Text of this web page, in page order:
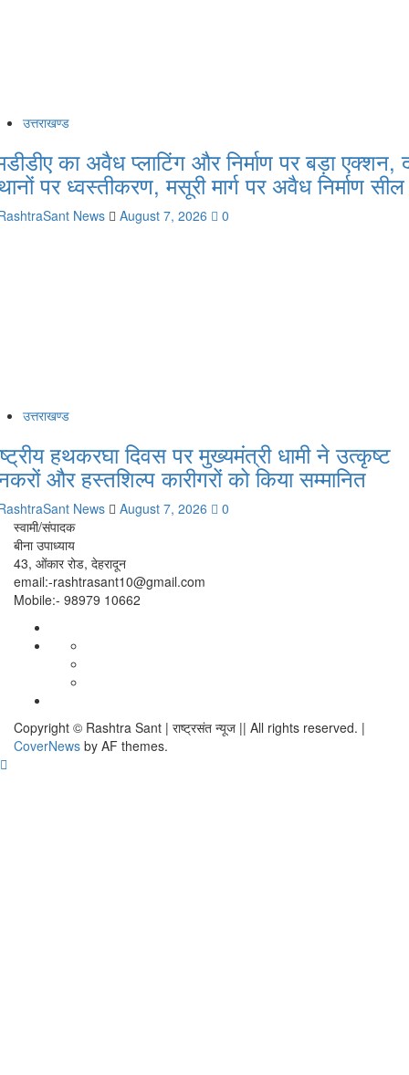
उत्तराखण्ड
का अवैध प्लाटिंग और निर्माण पर बड़ा एक्शन,
पर ध्वस्तीकरण, मसूरी मार्ग पर अवैध निर्माण सील
News August 7, 2026 0
उत्तराखण्ड
हथकरघा दिवस पर मुख्यमंत्री धामी ने उत्कृष्ट
और हस्तशिल्प कारीगरों को किया सम्मानित
News August 7, 2026
0
स्वामी/संपादक
बीना उपाध्याय
43, ओंकार रोड, देहरादून
email:-rashtrasant10@gmail.com
Mobile:- 98979 10662
WEB
SERIES
2020 in
Dehradun
Copyright © Rashtra Sant | राष्ट्रसंत न्यूज || All rights reserved. |
CoverNews by AF themes.